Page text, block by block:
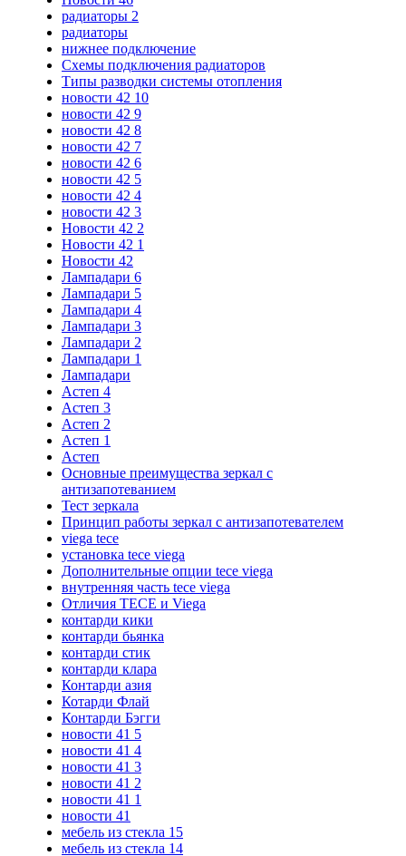
радиаторы 2
радиаторы
нижнее подключение
Схемы подключения радиаторов
Типы разводки системы отопления
новости 42 10
новости 42 9
новости 42 8
новости 42 7
новости 42 6
новости 42 5
новости 42 4
новости 42 3
Новости 42 2
Новости 42 1
Новости 42
Лампадари 6
Лампадари 5
Лампадари 4
Лампадари 3
Лампадари 2
Лампадари 1
Лампадари
Астеп 4
Астеп 3
Астеп 2
Астеп 1
Астеп
Основные преимущества зеркал с
антизапотеванием
Тест зеркала
Принцип работы зеркал с антизапотевателем
viega tece
установка tece viega
Дополнительные опции tece viega
внутренняя часть tece viega
Отличия TECE и Viega
контарди кики
контарди бьянка
контарди стик
контарди клара
Контарди азия
Котарди Флай
Контарди Бэгги
новости 41 5
новости 41 4
новости 41 3
новости 41 2
новости 41 1
новости 41
мебель из стекла 15
мебель из стекла 14